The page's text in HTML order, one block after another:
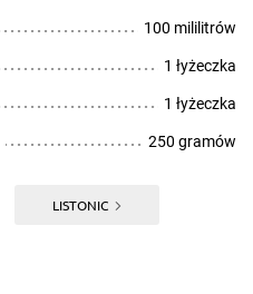
100 mililitrów
1 łyżeczka
1 łyżeczka
250 gramów
LISTONIC